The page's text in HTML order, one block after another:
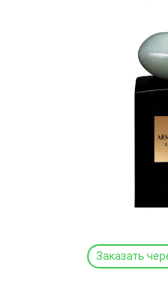
Заказать